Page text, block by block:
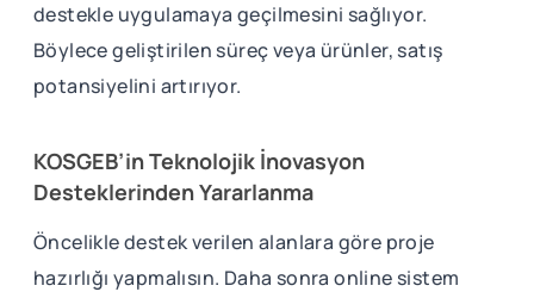
destekle uygulamaya geçilmesini sağlıyor.
Böylece geliştirilen süreç veya ürünler, satış
potansiyelini artırıyor.
KOSGEB’in Teknolojik İnovasyon
Desteklerinden Yararlanma
Öncelikle destek verilen alanlara göre proje
hazırlığı yapmalısın. Daha sonra online sistem